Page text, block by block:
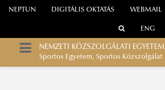
WEBMAIL
NEPTUN DIGITÁLIS OKTATÁS
ENG
NEMZETI KÖZSZOLGÁLATI EGYETEM
Sportos Egyetem, Sportos Közszolgálat